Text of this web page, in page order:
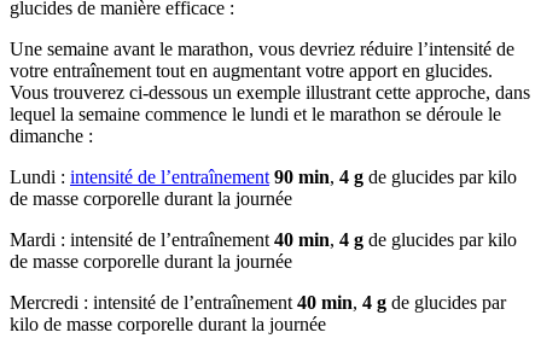
glucides de manière efficace :
Une semaine avant le marathon, vous devriez réduire l’intensité de
votre entraînement tout en augmentant votre apport en glucides.
Vous trouverez ci-dessous un exemple illustrant cette approche, dans
lequel la semaine commence le lundi et le marathon se déroule le
dimanche :
Lundi : intensité de l’entraînement 90 min, 4 g de glucides par kilo
de masse corporelle durant la journée
Mardi : intensité de l’entraînement 40 min, 4 g de glucides par kilo
de masse corporelle durant la journée
Mercredi : intensité de l’entraînement 40 min, 4 g de glucides par
kilo de masse corporelle durant la journée